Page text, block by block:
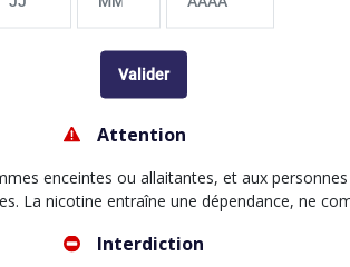
Valider
Attention
enceintes ou allaitantes, et aux
La nicotine entraîne une dépendance, ne
Interdiction
sels de nicotine peuvent permettre
favorisant une sensation moins
au quotidien, les sels de nicotine
nécessaire, d’un fort taux de